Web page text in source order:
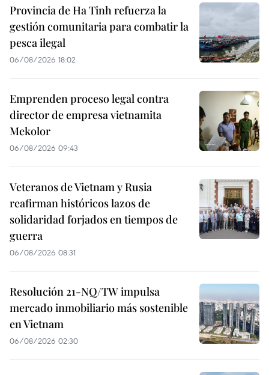
Provincia de Ha Tinh refuerza la
gestión comunitaria para combatir la
pesca ilegal
06/08/2026 18:02
Emprenden proceso legal contra
director de empresa vietnamita
Mekolor
06/08/2026 09:43
Veteranos de Vietnam y Rusia
reafirman históricos lazos de
solidaridad forjados en tiempos de
guerra
06/08/2026 08:31
Resolución 21-NQ/TW impulsa
mercado inmobiliario más sostenible
en Vietnam
06/08/2026 02:30